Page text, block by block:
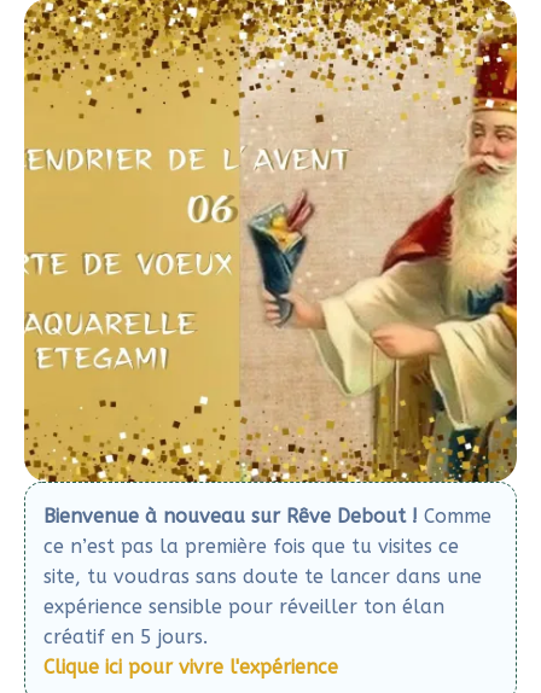
Pourquoi créer une carte de
Noël de Saint-Nicolas?
Créer une carte de Noël d’un Saint-Nicolas est une
belle manière de renouer avec une tradition
Savais-tu que la fête de Saint-Nicolas est encore
très vivante dans certaines régions ? En Lorraine, en
Alsace et dans le Nord, cette figure bienveillante
marque le début des festivités de décembre. Entre
distribution de friandises, défilés et chants, Saint-
la générosité et l’esprit des fêtes
Laurence, des Vosges, se souvient avec émotion de
ces moments magiques : «J’étais contente à l’école
quand il venait avec le Père Fouettard : distribution de
bonbons, orange, pains d’épices…»
Ces souvenirs, encore vivants dans les régions où
cette fête est célébrée, nous rappellent combien il
est important de perpétuer ces traditions. En
réalisant ta propre carte, tu participes à